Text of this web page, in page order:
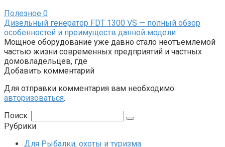
Полезное 0
Дизельный генератор FDT 1300 VS — полный обзор
особенностей и преимуществ данной модели
Мощное оборудование уже давно стало неотъемлемой
частью жизни современных предприятий и частных
домовладельцев, где
Добавить комментарий
Для отправки комментария вам необходимо
авторизоваться.
Поиск:
Рубрики
Для Рыбалки, охоты и туризма